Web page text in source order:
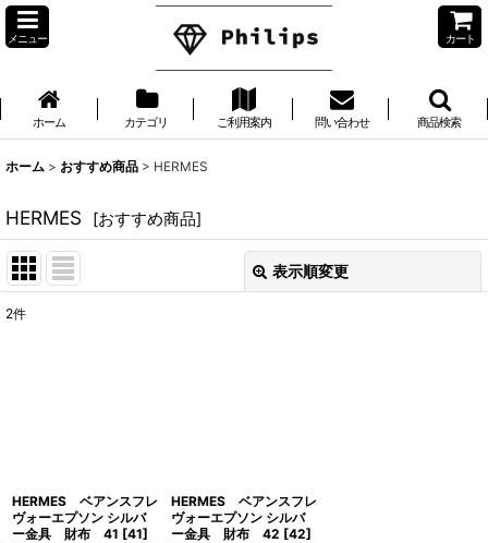
メニュー カート
ホーム カテゴリ ご利用案内 問い合わせ 商品検索
ホーム > おすすめ商品 > HERMES
HERMES [おすすめ商品]
表示順変更
2件
HERMES ベアンスフレ
ヴォーエプソン シルバ
ー金具 財布 41 [41]
HERMES ベアンスフレ
ヴォーエプソン シルバ
ー金具 財布 42 [42]